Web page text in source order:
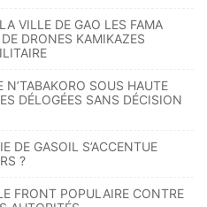
VILLE DE GAO LES FAMA
DRONES KAMIKAZES
SOUS HAUTE
DÉLOGÉES SANS DÉCISION
DE GASOIL S’ACCENTUE
?
FRONT POPULAIRE CONTRE